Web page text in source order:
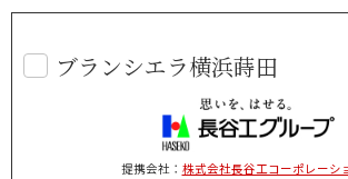
ブランシエラ横浜蒔田
提携会社： 株式会社長谷工コーポレーシ